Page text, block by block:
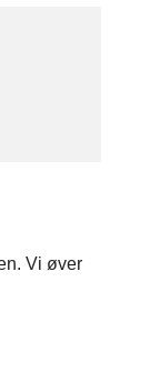
Vi øver